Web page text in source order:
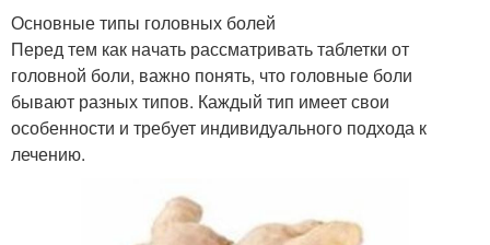
Основные типы головных болей
Перед тем как начать рассматривать таблетки от
головной боли, важно понять, что головные боли
бывают разных типов. Каждый тип имеет свои
особенности и требует индивидуального подхода к
лечению.